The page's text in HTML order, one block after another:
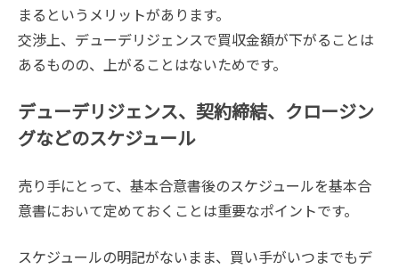
まるというメリットがあります。
交渉上、デューデリジェンスで買収金額が下がることは
あるものの、上がることはないためです。
デューデリジェンス、契約締結、クロージン
グなどのスケジュール
売り手にとって、基本合意書後のスケジュールを基本合
意書において定めておくことは重要なポイントです。
スケジュールの明記がないまま、買い手がいつまでもデ